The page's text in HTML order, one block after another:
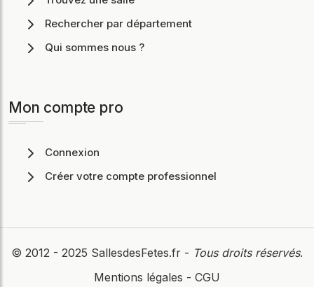
Rechercher par département
Qui sommes nous ?
Mon compte pro
Connexion
Créer votre compte professionnel
© 2012 - 2025 SallesdesFetes.fr - Tous droits réservés.
Mentions légales - CGU